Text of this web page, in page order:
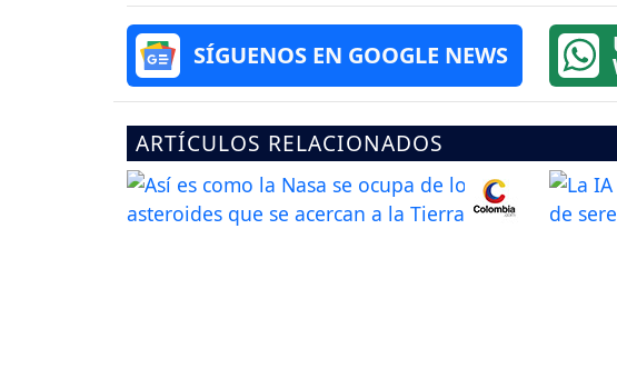
SÍGUENOS EN GOOGLE NEWS
ARTÍCULOS RELACIONADOS